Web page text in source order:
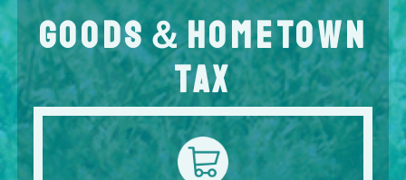
GOODS＆HOMETOWN
TAX